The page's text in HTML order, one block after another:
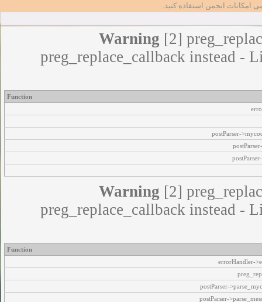
امکانات انجمن استفاده کنید.
Warning [2]
preg_replace_callback instead -
Function
postParser-
Warning [2]
preg_replace_callback instead -
Function
errorHandler-
postParser-
postParser-